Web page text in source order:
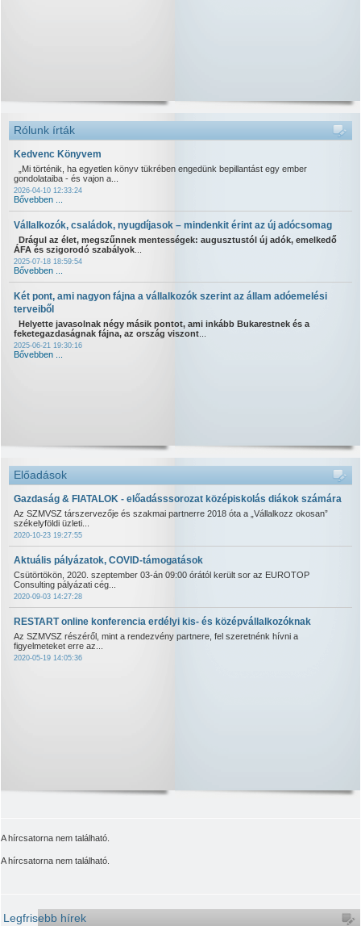
Rólunk írták
Kedvenc Könyvem
„Mi történik, ha egyetlen könyv tükrében engedünk bepillantást egy ember
gondolataiba - és vajon a...
2026-04-10 12:33:24
Bővebben ...
Vállalkozók, családok, nyugdíjasok – mindenkit érint az új adócsomag
Drágul az élet, megszűnnek mentességek: augusztustól új adók, emelkedő
ÁFA és szigorodó szabályok
2025-07-18 18:59:54
Bővebben ...
Két pont, ami nagyon fájna a vállalkozók szerint az állam adóemelési
terveiből
Helyette javasolnak négy másik pontot, ami inkább Bukarestnek és a
feketegazdaságnak fájna, az ország viszont
2025-06-21 19:30:16
Bővebben ...
Előadások
Gazdaság & FIATALOK - előadásssorozat középiskolás diákok számára
Az SZMVSZ társzervezője és szakmai partnerre 2018 óta a „Vállalkozz okosan”
székelyföldi üzleti...
2020-10-23 19:27:55
Aktuális pályázatok, COVID-támogatások
Csütörtökön, 2020. szeptember 03-án 09:00 órától került sor az EUROTOP
Consulting pályázati cég...
2020-09-03 14:27:28
RESTART online konferencia erdélyi kis- és középvállalkozóknak
Az SZMVSZ részéről, mint a rendezvény partnere, fel szeretnénk hívni a
figyelmeteket erre az...
2020-05-19 14:05:36
A hírcsatorna nem található.
A hírcsatorna nem található.
Legfrisebb hírek